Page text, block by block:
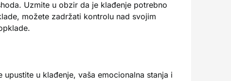
Uzmite u obzir da je klađenje potrebno
možete zadržati kontrolu nad svojim
u klađenje, vaša emocionalna stanja i